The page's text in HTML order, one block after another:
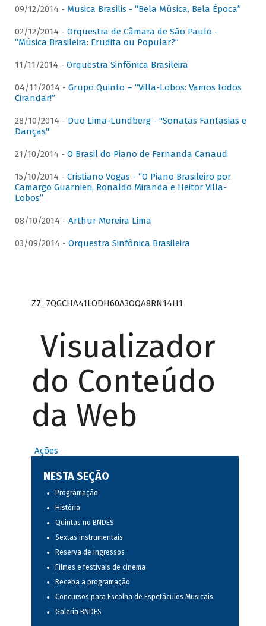
09/12/2014 - Musica Brasilis - “Bela Música, Bela Época”
02/12/2014 - Orquestra de Câmara de São Paulo -
“Música Brasileira: Erudita ou Popular?”
11/11/2014 - Orquestra Sinfônica Brasileira
04/11/2014 - Grupo Quinto – “Villa-Lobos: Vamos todos
Cirandar!”
28/10/2014 - Duo Lima-Lundberg - "Sonatas Fantasias e
Danças"
21/10/2014 - O Brasil do Piano de Fernanda Canaud
15/10/2014 - Cristiano Vogas - “O Piano Brasileiro por
Camargo Guarnieri, Ronaldo Miranda e Heitor Villa-
Lobos”
08/10/2014 - Arthur Moreira Lima
03/09/2014 - Orquestra Sinfônica Brasileira
Z7_7QGCHA41LODH60A3OQA8RN14H1
Visualizador
do Conteúdo
da Web
Ações
NESTA SEÇÃO
Programação
História
Quintas no BNDES
Sextas instrumentais
Reserva de ingressos
Filmes e festivais de cinema
Receba a programação
Concursos para Escolha de Espetáculos Musicais
Galeria BNDES